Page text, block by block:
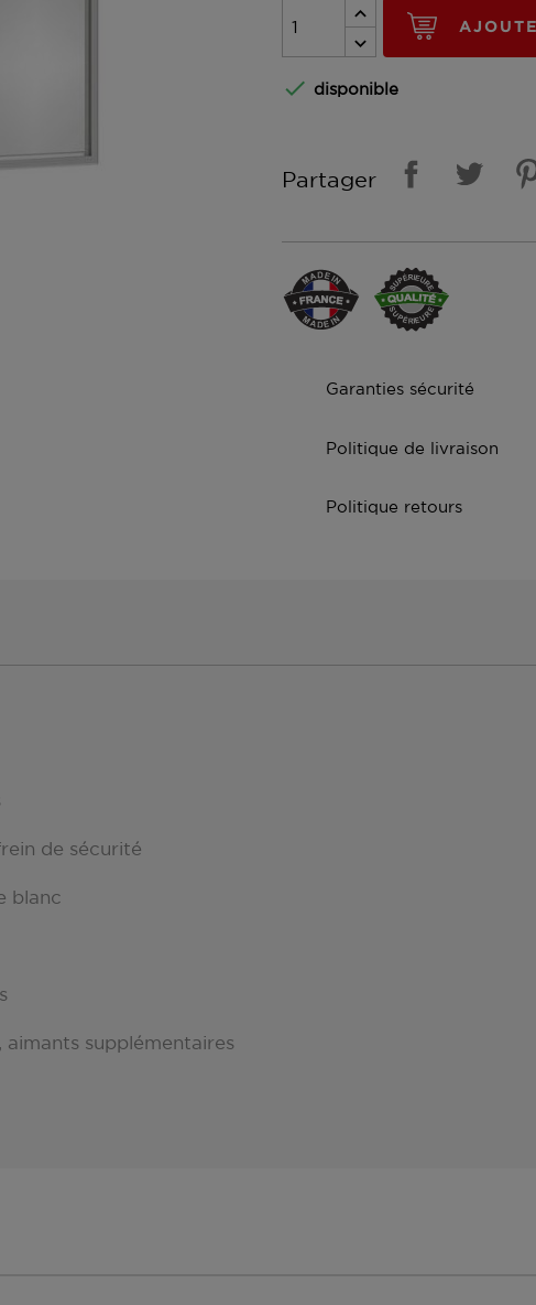
 disponible
Partager
Garanties sécurité
Politique de livraison
Politique retours
de sécurité
blanc
supplémentaires